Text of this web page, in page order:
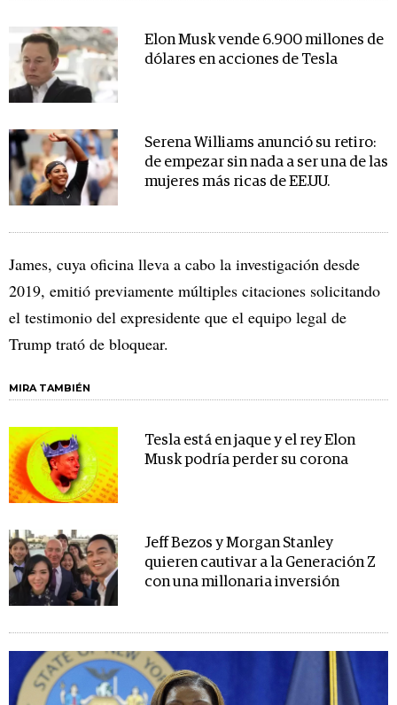
Elon Musk vende 6.900 millones de
dólares en acciones de Tesla
Serena Williams anunció su retiro:
de empezar sin nada a ser una de las
mujeres más ricas de EE.UU.
James, cuya oficina lleva a cabo la investigación desde
2019, emitió previamente múltiples citaciones solicitando
el testimonio del expresidente que el equipo legal de
Trump trató de bloquear.
MIRA TAMBIÉN
Tesla está en jaque y el rey Elon
Musk podría perder su corona
Jeff Bezos y Morgan Stanley
quieren cautivar a la Generación Z
con una millonaria inversión